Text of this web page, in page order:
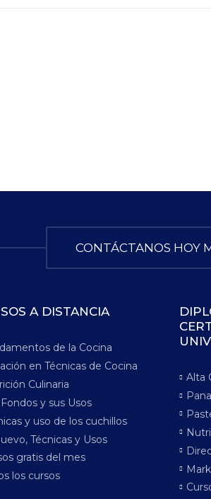
CONTÁCTANOS HOY
A DISTANCIA
de la Cocina
en Técnicas de Cocina
Culinaria
y sus Usos
y uso de los cuchillos
Técnicas y Usos
gratis del mes
los cursos
Alta